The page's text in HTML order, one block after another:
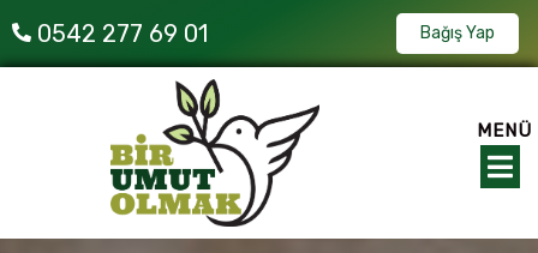
0542 277 69 01 Bağış Yap
MENÜ